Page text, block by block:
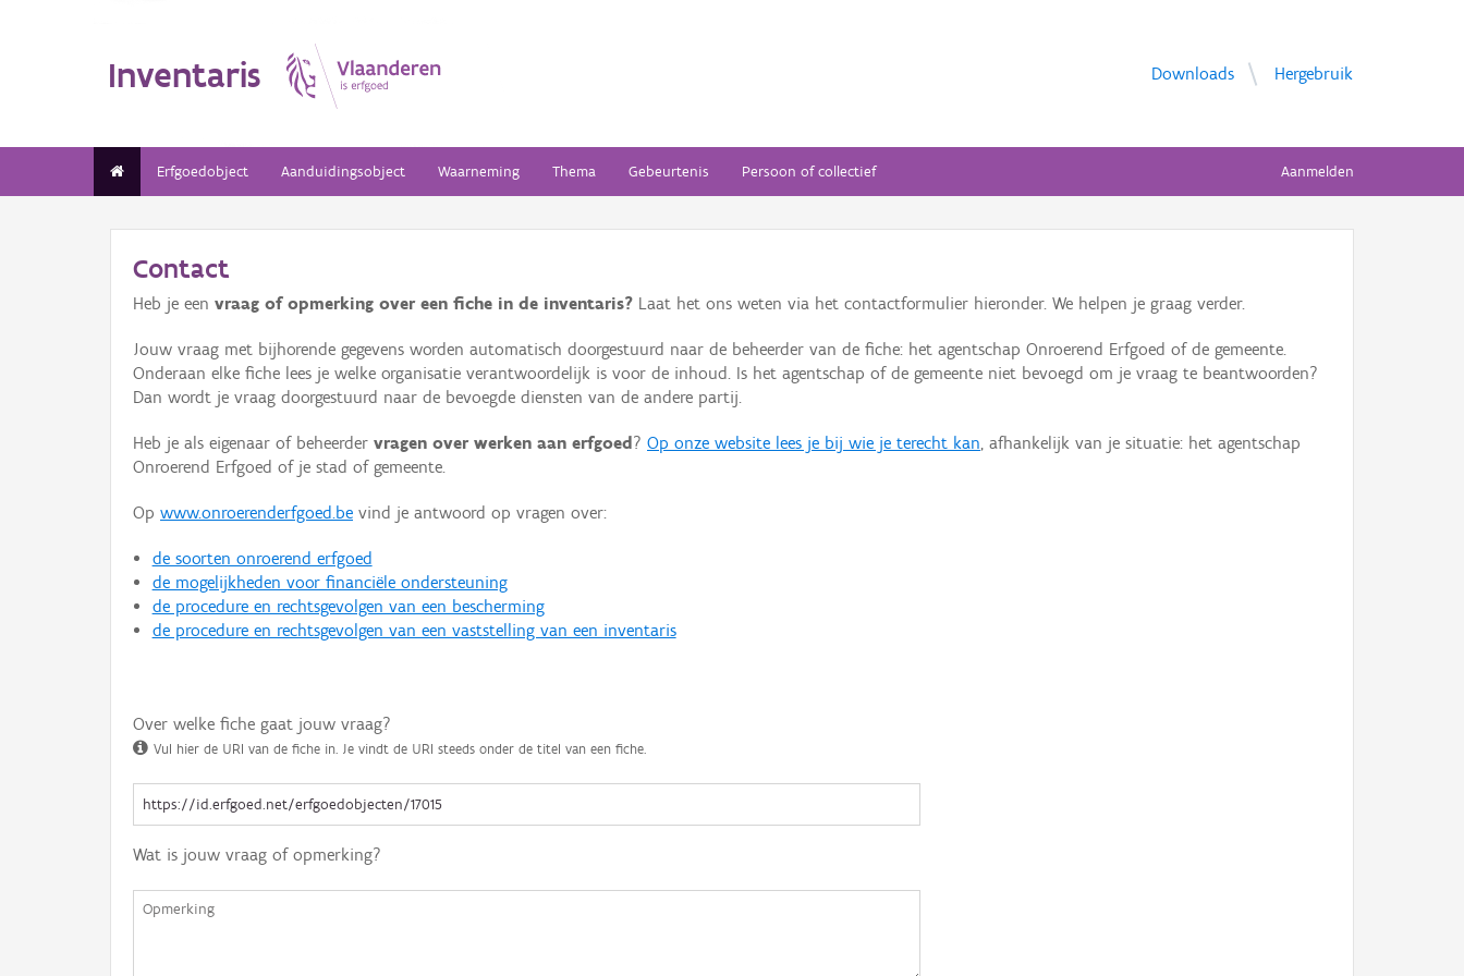
Inventaris Downloads Hergebruik
Erfgoedobject Aanduidingsobject Waarneming Thema Gebeurtenis Persoon of collectief Aanmelden
Contact
Heb je een vraag of opmerking over een fiche in de inventaris? Laat het ons weten via het contactformulier hieronder. We helpen je graag verder.
Jouw vraag met bijhorende gegevens worden automatisch doorgestuurd naar de beheerder van de fiche: het agentschap Onroerend Erfgoed of de gemeente.
Onderaan elke fiche lees je welke organisatie verantwoordelijk is voor de inhoud. Is het agentschap of de gemeente niet bevoegd om je vraag te beantwoorden?
Dan wordt je vraag doorgestuurd naar de bevoegde diensten van de andere partij.
Heb je als eigenaar of beheerder vragen over werken aan erfgoed ? Op onze website lees je bij wie je terecht kan, afhankelijk van je situatie: het agentschap
Onroerend Erfgoed of je stad of gemeente.
Op www.onroerenderfgoed.be vind je antwoord op vragen over:
de soorten onroerend erfgoed
de mogelijkheden voor financiële ondersteuning
de procedure en rechtsgevolgen van een bescherming
de procedure en rechtsgevolgen van een vaststelling van een inventaris
Over welke fiche gaat jouw vraag?
Vul hier de URI van de fiche in. Je vindt de URI steeds onder de titel van een fiche.
Wat is jouw vraag of opmerking?